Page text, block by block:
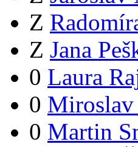
Z
Z Jana
0 Laura
0 Miroslav
0 Martin